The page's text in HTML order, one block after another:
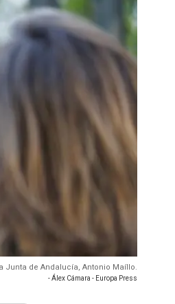
Junta de Andalucía, Antonio Maíllo.
- Álex Cámara - Europa Press